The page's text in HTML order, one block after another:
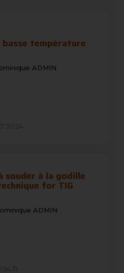
basse température
ADMIN
souder à la godille
for TIG
ADMIN